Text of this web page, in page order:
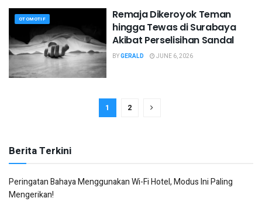
OTOMOTIF
Remaja Dikeroyok Teman
hingga Tewas di Surabaya
Akibat Perselisihan Sandal
BYGERALD JUNE 6, 2026
1 2
Berita Terkini
Peringatan Bahaya Menggunakan Wi-Fi Hotel, Modus Ini Paling
Mengerikan!